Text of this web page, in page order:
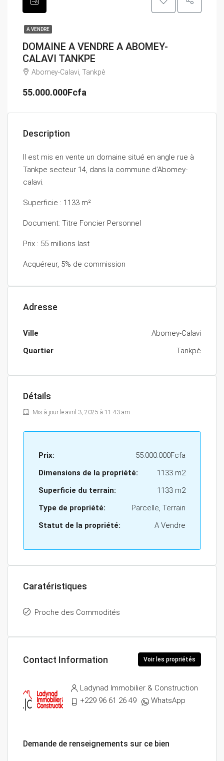
A VENDRE
DOMAINE A VENDRE A ABOMEY-
CALAVI TANKPE
Abomey-Calavi, Tankpè
55.000.000Fcfa
Description
Il est mis en vente un domaine situé en angle rue à
Tankpe secteur 14, dans la commune d’Abomey-
calavi.
Superficie : 1133 m²
Document: Titre Foncier Personnel
Prix : 55 millions last
Acquéreur, 5% de commission
Adresse
Ville
Abomey-Calavi
Quartier
Tankpè
Détails
Mis à jour le avril 3, 2025 à 11:43 am
Prix:
55.000.000Fcfa
Dimensions de la propriété:
1133 m2
Superficie du terrain:
1133 m2
Type de propriété:
Parcelle, Terrain
Statut de la propriété:
A Vendre
Caratéristiques
Proche des Commodités
Contact Information Voir les propriétés
Ladynad Immobilier & Construction
+229 96 61 26 49
WhatsApp
Demande de renseignements sur ce bien